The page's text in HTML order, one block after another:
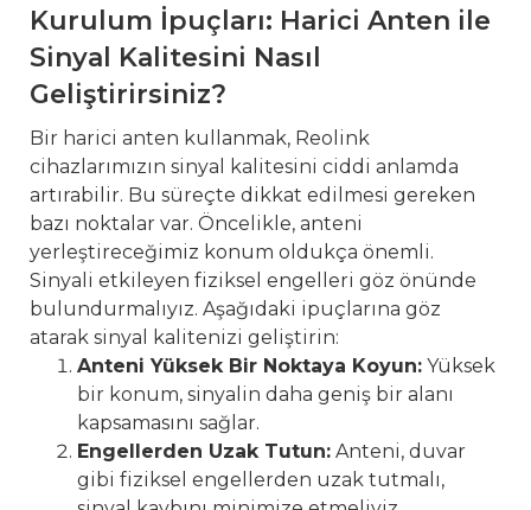
Kurulum İpuçları: Harici Anten ile
Sinyal Kalitesini Nasıl
Geliştirirsiniz?
Bir harici anten kullanmak, Reolink
cihazlarımızın sinyal kalitesini ciddi anlamda
artırabilir. Bu süreçte dikkat edilmesi gereken
bazı noktalar var. Öncelikle, anteni
yerleştireceğimiz konum oldukça önemli.
Sinyali etkileyen fiziksel engelleri göz önünde
bulundurmalıyız. Aşağıdaki ipuçlarına göz
atarak sinyal kalitenizi geliştirin:
Anteni Yüksek Bir Noktaya Koyun: Yüksek
bir konum, sinyalin daha geniş bir alanı
kapsamasını sağlar.
Engellerden Uzak Tutun: Anteni, duvar
gibi fiziksel engellerden uzak tutmalı,